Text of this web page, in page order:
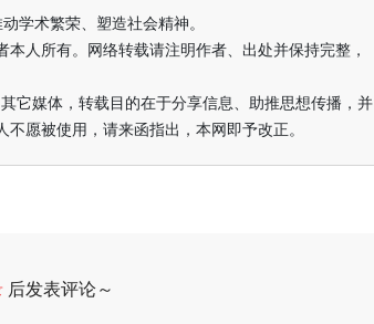
学术繁荣、塑造社会精神。
人所有。网络转载请注明作者、出处并保持完整，
它媒体，转载目的在于分享信息、助推思想传播，并
愿被使用，请来函指出，本网即予改正。
后发表评论～